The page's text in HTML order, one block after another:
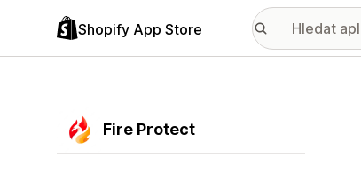
Shopify App Store
Fire Protect